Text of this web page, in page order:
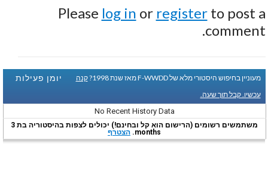
Please log in or registerto post a
comment.
יומן פעילות מעוניין בחיפוש היסטורי מלא של F-WWDD מאז שנת 1998?
קנה
עכשיו. קבל תוך שעה.
No Recent History Data
משתמשים רשומים (הרישום הוא קל ובחינם!) יכולים לצפות בהיסטוריה בת 3
months. הצטרף